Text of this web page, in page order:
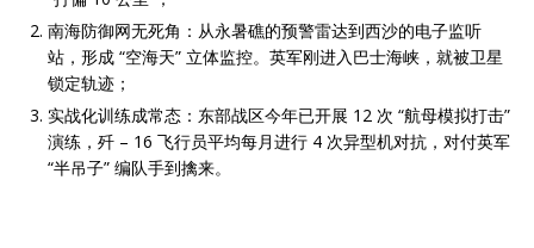
南海防御网无死角：从永暑礁的预警雷达到西沙的电子监听
站，形成 “空海天” 立体监控。英军刚进入巴士海峡，就被卫星
锁定轨迹；
实战化训练成常态：东部战区今年已开展 12 次 “航母模拟打击”
演练，歼 – 16 飞行员平均每月进行 4 次异型机对抗，对付英军
“半吊子” 编队手到擒来。